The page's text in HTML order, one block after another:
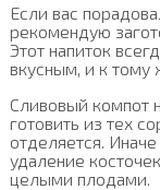
Если вас
рекомендую
Этот напиток
вкусным, и к тому
Сливовый компот
готовить из тех
отделяется.
удаление
целыми плодами.